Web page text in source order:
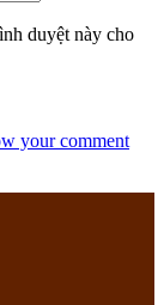
duyệt này cho
your comment